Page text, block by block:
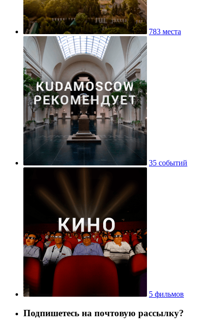
783 места
35 событий
5 фильмов
Подпишетесь на почтовую рассылку?